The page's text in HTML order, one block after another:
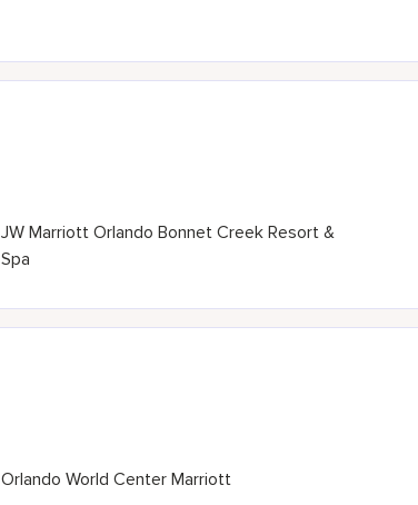
JW Marriott Orlando Bonnet Creek Resort &
Spa
Orlando World Center Marriott